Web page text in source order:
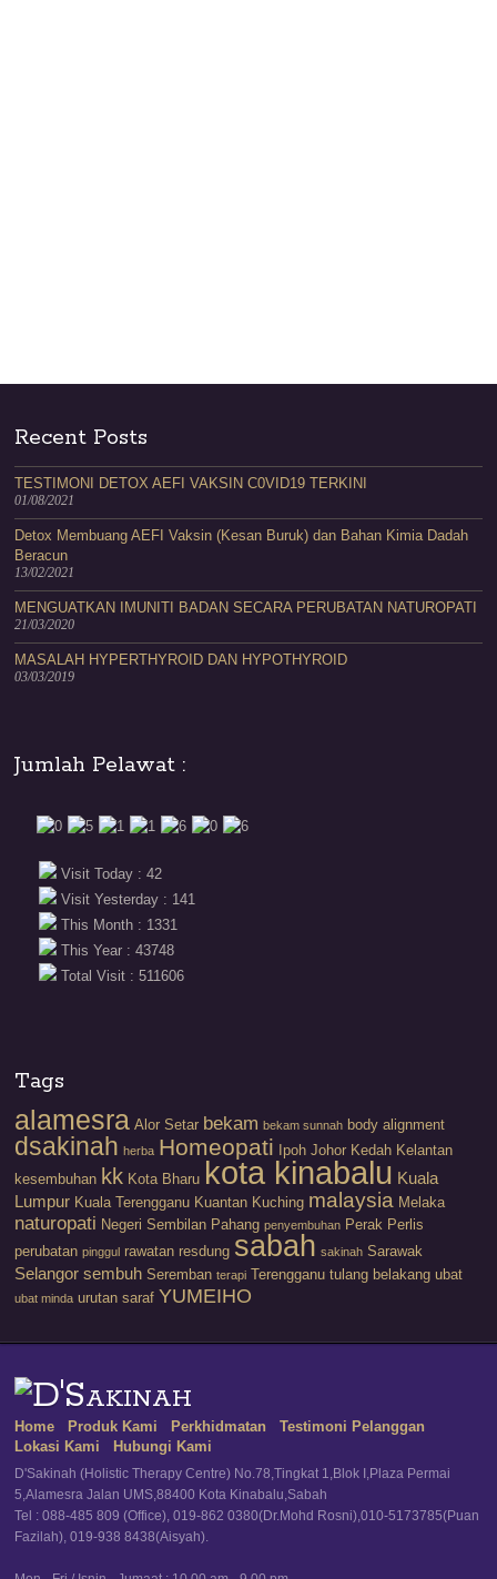
Recent Posts
TESTIMONI DETOX AEFI VAKSIN C0VID19 TERKINI
01/08/2021
Detox Membuang AEFI Vaksin (Kesan Buruk) dan Bahan Kimia Dadah
Beracun
13/02/2021
MENGUATKAN IMUNITI BADAN SECARA PERUBATAN NATUROPATI
21/03/2020
MASALAH HYPERTHYROID DAN HYPOTHYROID
03/03/2019
Jumlah Pelawat :
Visit Today : 42
Visit Yesterday : 141
This Month : 1331
This Year : 43748
Total Visit : 511606
Tags
alamesra Alor Setar bekam bekam sunnah body alignment
dsakinah herba Homeopati Ipoh Johor Kedah Kelantan
kesembuhan kk Kota Bharu kota kinabalu Kuala
Lumpur Kuala Terengganu Kuantan Kuching malaysia Melaka
naturopati Negeri Sembilan Pahang penyembuhan Perak Perlis
perubatan pinggul rawatan resdung sabah sakinah Sarawak
Selangor sembuh Seremban terapi Terengganu tulang belakang ubat
ubat minda urutan saraf YUMEIHO
Home Produk Kami Perkhidmatan
Testimoni Pelanggan
Lokasi Kami
Hubungi Kami
D'Sakinah (Holistic Therapy Centre) No.78,Tingkat 1,Blok I,Plaza Permai
5,Alamesra Jalan UMS,88400 Kota Kinabalu,Sabah
Tel : 088-485 809 (Office), 019-862 0380(Dr.Mohd Rosni),010-5173785(Puan
Fazilah), 019-938 8438(Aisyah).